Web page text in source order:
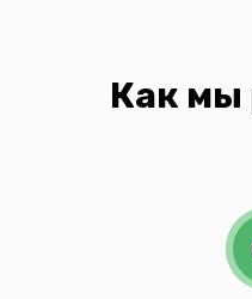
Как мы